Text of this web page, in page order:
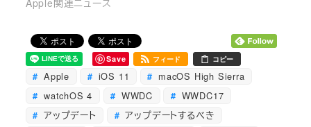
Apple関連ニュース
Save フィード コピー
Apple iOS 11
macOS High Sierra
watchOS 4
WWDC
WWDC17
アップデート
アップデートするべき